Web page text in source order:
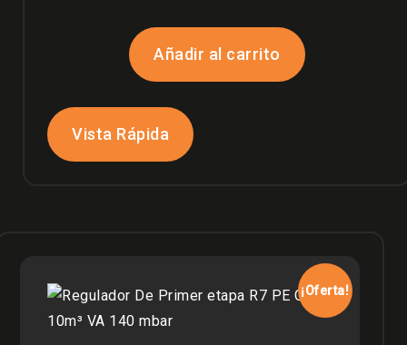
original
actual
es:
Añadir al carrito
Vista Rápida
¡Oferta!